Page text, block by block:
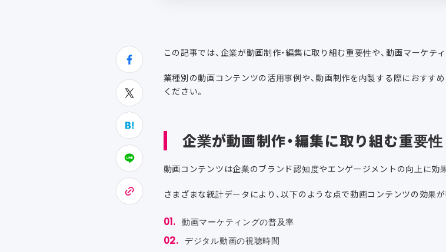
この記事では、企業が動画制作・編集に取り組む重要性や、動画マーケテ
業種別の動画コンテンツの活用事例や、動画制作を内製する際におすす
ください。
企業が動画制作・編集に取り組む重要性
動画コンテンツは企業のブランド認知度やエンゲージメントの向上に効
さまざまな統計データにより、以下のような点で動画コンテンツの効果が
動画マーケティングの普及率
デジタル動画の視聴時間